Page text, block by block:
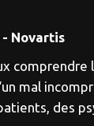
Novartis
mal
des